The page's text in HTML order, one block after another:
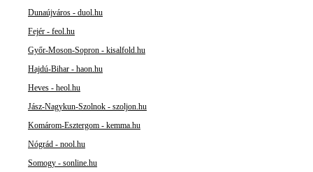
Dunaújváros - duol.hu
Fejér - feol.hu
Győr-Moson-Sopron - kisalfold.hu
Hajdú-Bihar - haon.hu
Heves - heol.hu
Jász-Nagykun-Szolnok - szoljon.hu
Komárom-Esztergom - kemma.hu
Nógrád - nool.hu
Somogy - sonline.hu